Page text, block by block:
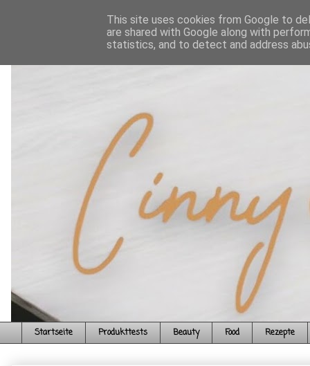
Startseite Produkttests Beauty Food Rezepte
This site uses cookies from Google to
are shared with Google along with
statistics, and to detect and address